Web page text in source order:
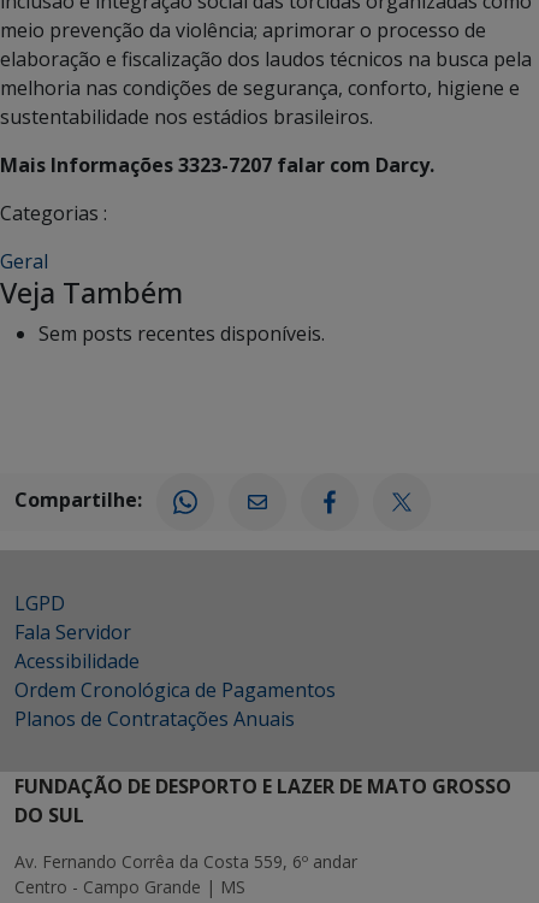
meio prevenção da violência; aprimorar o processo de
elaboração e fiscalização dos laudos técnicos na busca pela
melhoria nas condições de segurança, conforto, higiene e
sustentabilidade nos estádios brasileiros.
Mais Informações 3323-7207 falar com Darcy.
Categorias :
Geral
Veja Também
Sem posts recentes disponíveis.
Compartilhe:
LGPD
Fala Servidor
Acessibilidade
Ordem Cronológica de Pagamentos
Planos de Contratações Anuais
FUNDAÇÃO DE DESPORTO E LAZER DE MATO GROSSO
DO SUL
Av. Fernando Corrêa da Costa 559, 6º andar
Centro - Campo Grande | MS